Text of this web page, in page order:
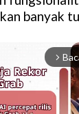
banyak
arrow_forward_ios